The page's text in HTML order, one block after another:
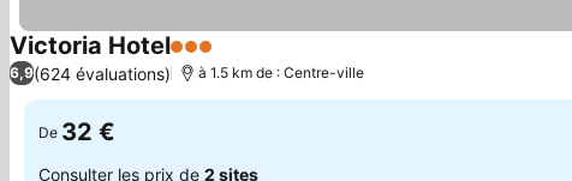
Victoria Hotel3 Étoiles
6,9(624 évaluations) à 1.5 km de : Centre-ville
De 32 €
Consulter les prix de 2 sites